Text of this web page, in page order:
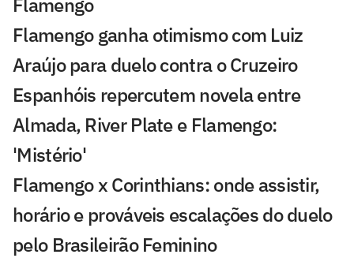
Flamengo ganha otimismo com Luiz
Araújo para duelo contra o Cruzeiro
Espanhóis repercutem novela entre
Almada, River Plate e Flamengo:
'Mistério'
Flamengo x Corinthians: onde assistir,
horário e prováveis escalações do duelo
pelo Brasileirão Feminino